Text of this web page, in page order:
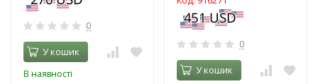
0
У кошик
В наявності
0
У кошик